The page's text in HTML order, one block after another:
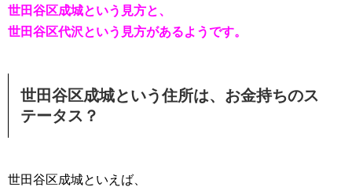
世田谷区成城という見方と、
世田谷区代沢という見方があるようです。
世田谷区成城という住所は、お金持ちのス
テータス？
世田谷区成城といえば、